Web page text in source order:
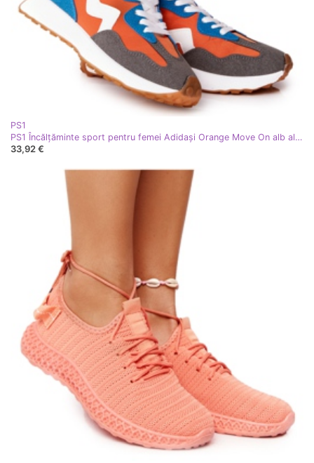
PS1
PS1 Încălțăminte sport pentru femei Adidași Orange Move On alb albastru portocale
33,92 €